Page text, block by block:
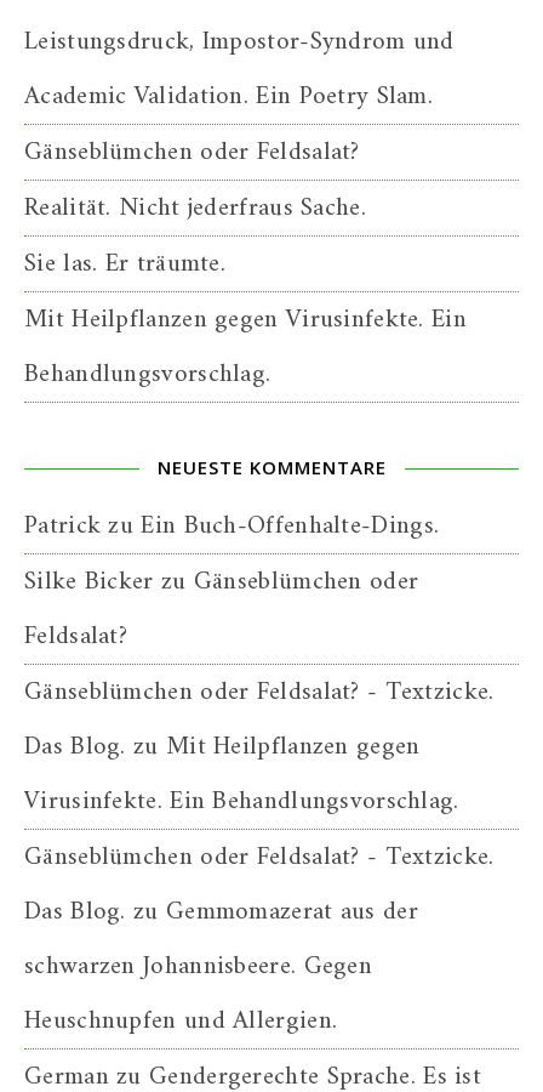
Leistungsdruck, Impostor-Syndrom und
Academic Validation. Ein Poetry Slam.
Gänseblümchen oder Feldsalat?
Realität. Nicht jederfraus Sache.
Sie las. Er träumte.
Mit Heilpflanzen gegen Virusinfekte. Ein
Behandlungsvorschlag.
NEUESTE KOMMENTARE
PatrickzuEin Buch-Offenhalte-Dings.
Silke Bickerzu Gänseblümchen oder
Feldsalat?
Gänseblümchen oder Feldsalat? - Textzicke.
Das Blog. zu Mit Heilpflanzen gegen
Virusinfekte. Ein Behandlungsvorschlag.
Gänseblümchen oder Feldsalat? - Textzicke.
Das Blog. zu Gemmomazerat aus der
schwarzen Johannisbeere. Gegen
Heuschnupfen und Allergien.
Germanzu Gendergerechte Sprache. Es ist